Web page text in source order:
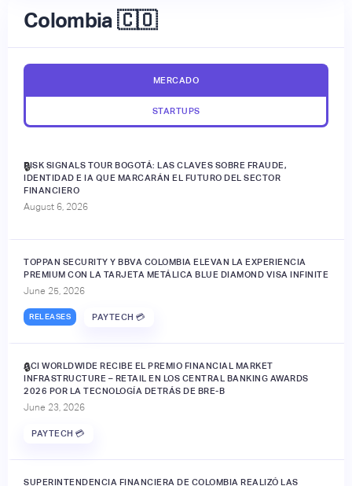
Colombia 🇨🇴
MERCADO
STARTUPS
RISK SIGNALS TOUR BOGOTÁ: LAS CLAVES SOBRE FRAUDE,
IDENTIDAD E IA QUE MARCARÁN EL FUTURO DEL SECTOR
FINANCIERO
August 6, 2026
🔒
TOPPAN SECURITY Y BBVA COLOMBIA ELEVAN LA EXPERIENCIA
PREMIUM CON LA TARJETA METÁLICA BLUE DIAMOND VISA INFINITE
June 25, 2026
RELEASES PAYTECH 💳
ACI WORLDWIDE RECIBE EL PREMIO FINANCIAL MARKET
INFRASTRUCTURE – RETAIL EN LOS CENTRAL BANKING AWARDS
2026 POR LA TECNOLOGÍA DETRÁS DE BRE-B
June 23, 2026
PAYTECH 💳
🔒
SUPERINTENDENCIA FINANCIERA DE COLOMBIA REALIZÓ LAS